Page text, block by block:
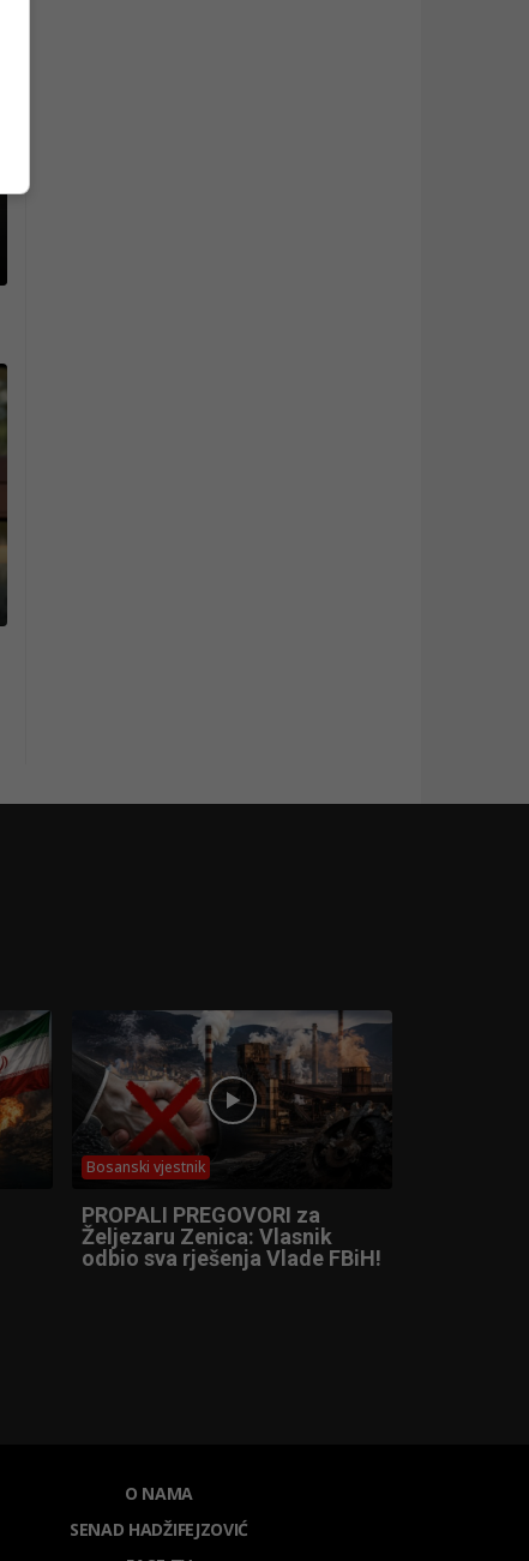
Bosanski vjestnik
PROPALI PREGOVORI za
Željezaru Zenica: Vlasnik
odbio sva rješenja Vlade FBiH!
O NAMA
SENAD HADŽIFEJZOVIĆ